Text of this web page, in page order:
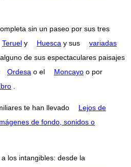
sin un paseo por sus tres
Teruel y Huesca y sus
variadas
alguno de sus espectaculares paisajes
Ordesa o el Moncayo o por
te han llevado
Lejos de
de fondo, sonidos o
los intangibles: desde la